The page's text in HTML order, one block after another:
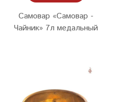
Самовар «Самовар -
Чайник» 7л медальный